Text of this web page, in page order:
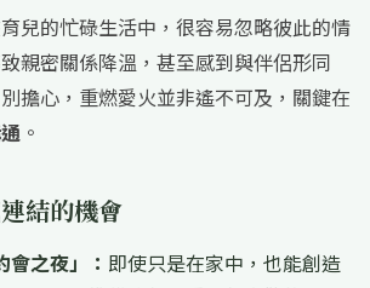
兒的忙碌生活中，很容易忽略彼此的情
親密關係降溫，甚至感到與伴侶形同
別擔心，重燃愛火並非遙不可及，關鍵在
。
結的機會
會之夜」： 即使只是在家中，也能創造